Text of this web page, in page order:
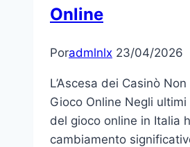
Online
Poradmlnlx 23/04/2026
L’Ascesa dei Casinò
Gioco Online Negli
del gioco online in Italia
cambiamento